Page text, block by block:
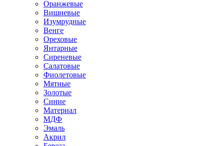
Оранжевые
Вишневые
Изумрудные
Венге
Ореховые
Янтарные
Сиреневые
Салатовые
Фиолетовые
Мятные
Золотые
Синие
Материал
МДФ
Эмаль
Акрил